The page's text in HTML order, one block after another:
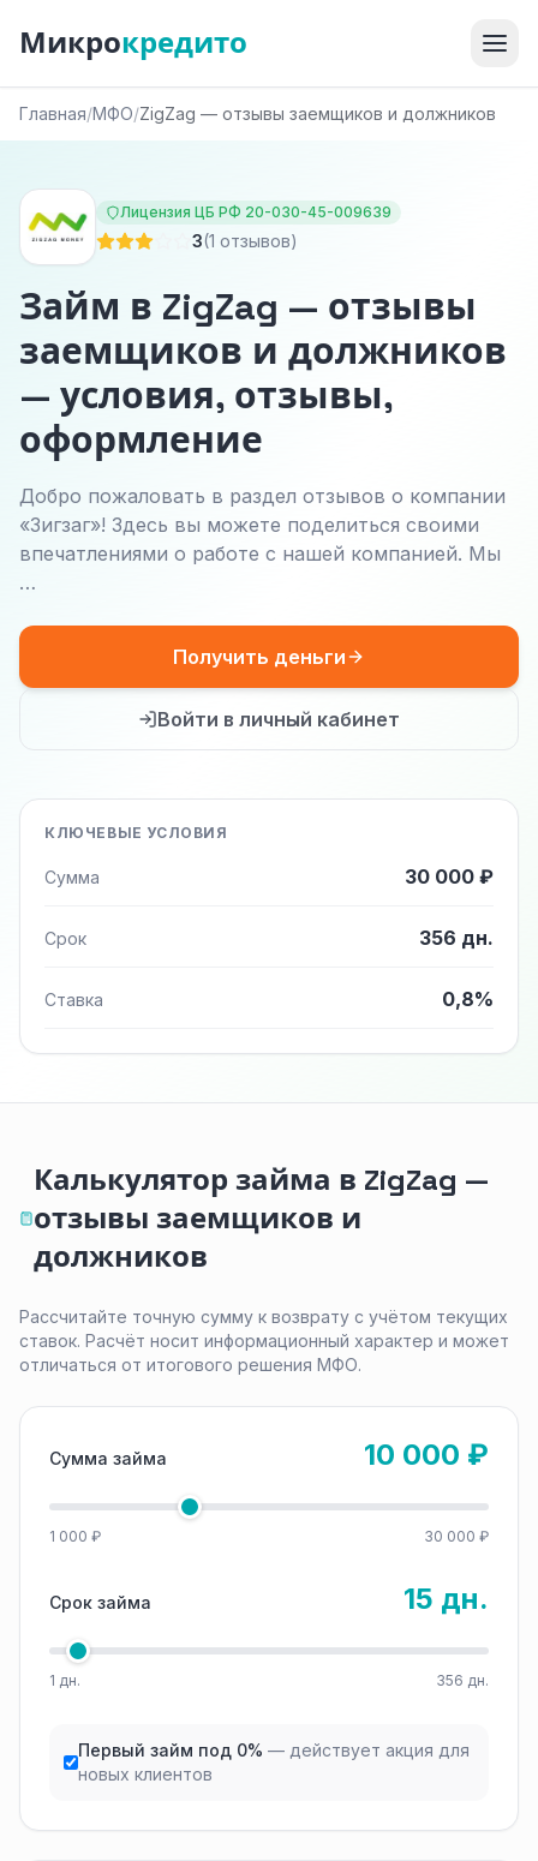
Микрокредито
Главная/МФО/ZigZag — отзывы заемщиков и должников
Лицензия ЦБ РФ 20-030-45-009639
3(1 отзывов)
Займ в ZigZag — отзывы
заемщиков и должников
— условия, отзывы,
оформление
Добро пожаловать в раздел отзывов о компании
«Зигзаг»! Здесь вы можете поделиться своими
впечатлениями о работе с нашей компанией. Мы
…
Получить деньги
Войти в личный кабинет
КЛЮЧЕВЫЕ УСЛОВИЯ
Сумма 30 000 ₽
Срок 356 дн.
Ставка 0,8%
Калькулятор займа в ZigZag —
отзывы заемщиков и
должников
Рассчитайте точную сумму к возврату с учётом текущих
ставок. Расчёт носит информационный характер и может
отличаться от итогового решения МФО.
Сумма займа 10 000 ₽
1 000 ₽ 30 000 ₽
Срок займа 15 дн.
1 дн. 356 дн.
Первый займ под 0% — действует акция для
новых клиентов